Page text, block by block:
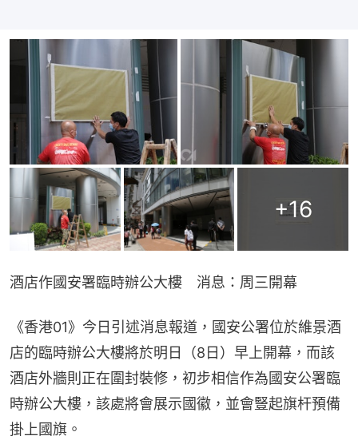
+16
酒店作國安署臨時辦公大樓　消息：周三開幕
《香港01》今日引述消息報道，國安公署位於維景酒
店的臨時辦公大樓將於明日（8日）早上開幕，而該
酒店外牆則正在圍封裝修，初步相信作為國安公署臨
時辦公大樓，該處將會展示國徽，並會豎起旗杆預備
掛上國旗。